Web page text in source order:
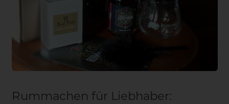
Rummachen für Liebhaber: